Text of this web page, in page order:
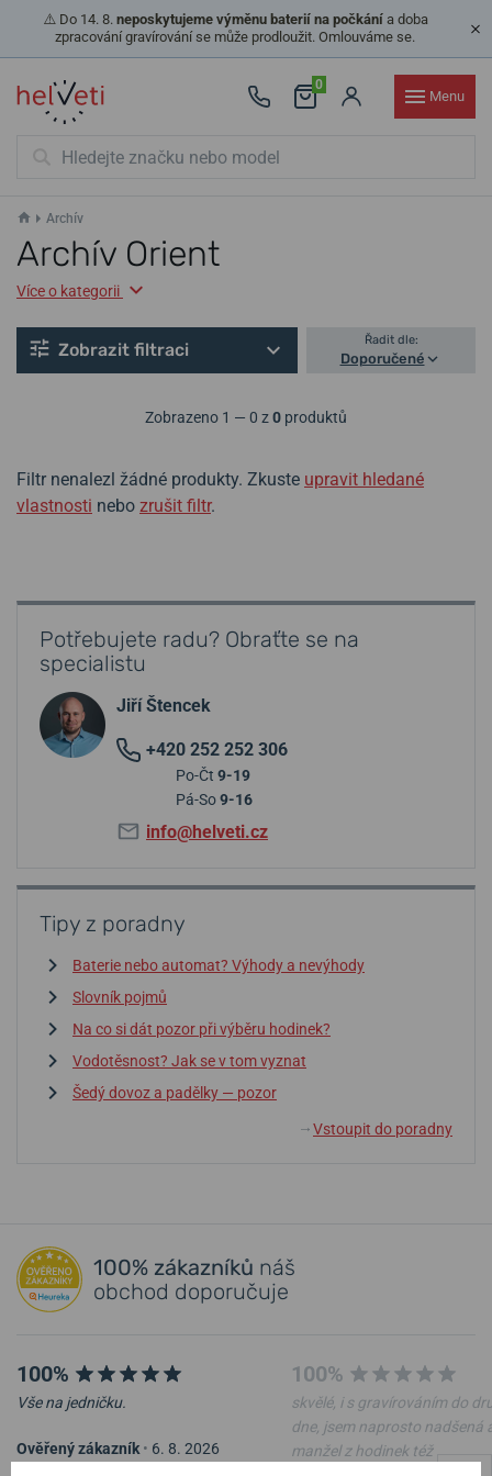
⚠️ Do 14. 8. neposkytujeme výměnu baterií na počkánía doba
zpracování gravírování se může prodloužit. Omlouváme se.
0
Menu
Archív
Archív Orient
Více o kategorii
Zobrazit filtraci Řadit dle:
Doporučené
Zobrazeno 1 — 0 z0 produktů
Filtr nenalezl žádné produkty. Zkuste upravit hledané
vlastnosti nebo zrušit filtr.
Potřebujete radu? Obraťte se na
specialistu
Jiří Štencek
+420 252 252 306
Po-Čt 9-19
Pá-So9-16
info@helveti.cz
Tipy z poradny
Baterie nebo automat? Výhody a nevýhody
Slovník pojmů
Na co si dát pozor při výběru hodinek?
Vodotěsnost? Jak se v tom vyznat
Šedý dovoz a padělky — pozor
↓ Vstoupit do poradny
100% zákazníků náš
obchod doporučuje
100%
Vše na jedničku.
Ověřený zákazník • 6. 8. 2026
100%
skvělé, i s gravírováním do
dne, jsem naprosto nadšená
manžel z hodinek též